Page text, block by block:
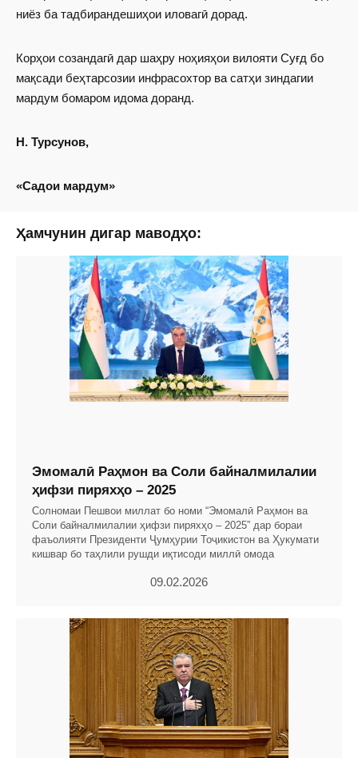
ниёз ба тадбирандешиҳои иловагӣ дорад.
Корҳои созандагӣ дар шаҳру ноҳияҳои вилояти Суғд бо
мақсади беҳтарсозии инфрасох­тор ва сатҳи зиндагии
мардум бомаром идома доранд.
Н. Турсунов,
«Садои мардум»
Ҳамчунин дигар маводҳо:
Эмомалӣ Раҳмон ва Соли байналмилалии
ҳифзи пиряхҳо – 2025
Солномаи Пешвои миллат бо номи “Эмомалӣ Раҳмон ва
Соли байналмилалии ҳифзи пиряхҳо – 2025” дар бораи
фаъолияти Президенти Ҷумҳурии Тоҷикистон ва Ҳукумати
кишвар бо таҳлили рушди иқтисоди миллӣ омода
09.02.2026